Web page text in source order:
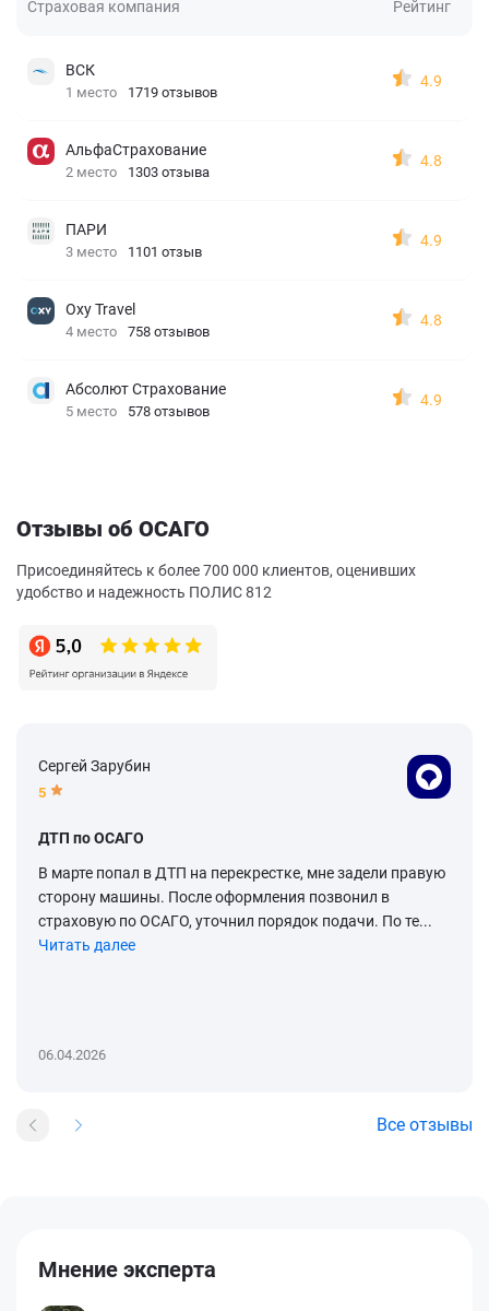
Страховая компания Рейтинг
ВСК
1 место 1719 отзывов
4.9
АльфаСтрахование
2 место 1303 отзыва
4.8
ПАРИ
3 место 1101 отзыв
4.9
Oxy Travel
4 место 758 отзывов
4.8
Абсолют Страхование
5 место 578 отзывов
4.9
Отзывы об ОСАГО
Присоединяйтесь к более 700 000 клиентов, оценивших
удобство и надежность ПОЛИС 812
Сергей Зарубин
5
ДТП по ОСАГО
В марте попал в ДТП на перекрестке, мне задели правую
сторону машины. После оформления позвонил в
страховую по ОСАГО, уточнил порядок подачи. По те...
Читать далее
06.04.2026
Все отзывы
Мнение эксперта